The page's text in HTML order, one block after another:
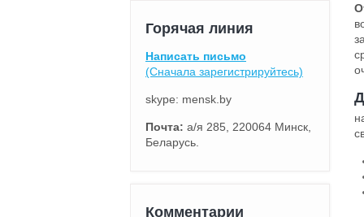
Горячая линия
Написать письмо
(Сначала зарегистрируйтесь)
skype: mensk.by
Почта: а/я 285, 220064 Минск,
Беларусь.
Комментарии